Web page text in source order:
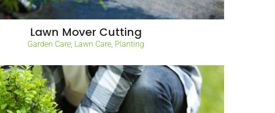
Lawn Mover Cutting
Garden Care, Lawn Care, Planting